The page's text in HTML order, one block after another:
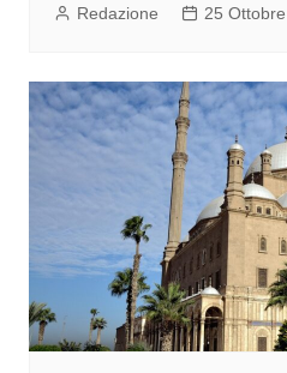
Redazione 25